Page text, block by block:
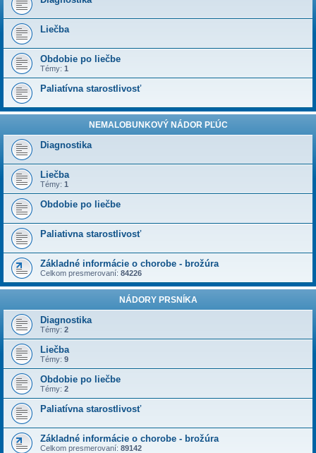
Liečba
Obdobie po liečbe
Témy: 1
Paliatívna starostlivosť
NEMALOBUNKOVÝ NÁDOR PĽÚC
Diagnostika
Liečba
Témy: 1
Obdobie po liečbe
Paliativna starostlivosť
Základné informácie o chorobe - brožúra
Celkom presmerovaní: 84226
NÁDORY PRSNÍKA
Diagnostika
Témy: 2
Liečba
Témy: 9
Obdobie po liečbe
Témy: 2
Paliatívna starostlivosť
Základné informácie o chorobe - brožúra
Celkom presmerovaní: 89142